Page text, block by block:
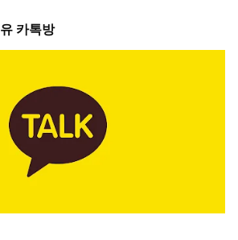
카톡방